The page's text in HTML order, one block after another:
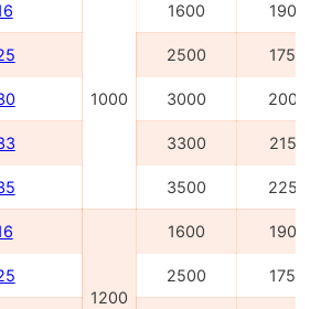
1000
1600 1900
2500 1750
3000 2000
3300 2150
3500 2250
1200
1600 1900
2500 1750